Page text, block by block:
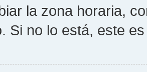
la zona horaria,
Si no lo está, este